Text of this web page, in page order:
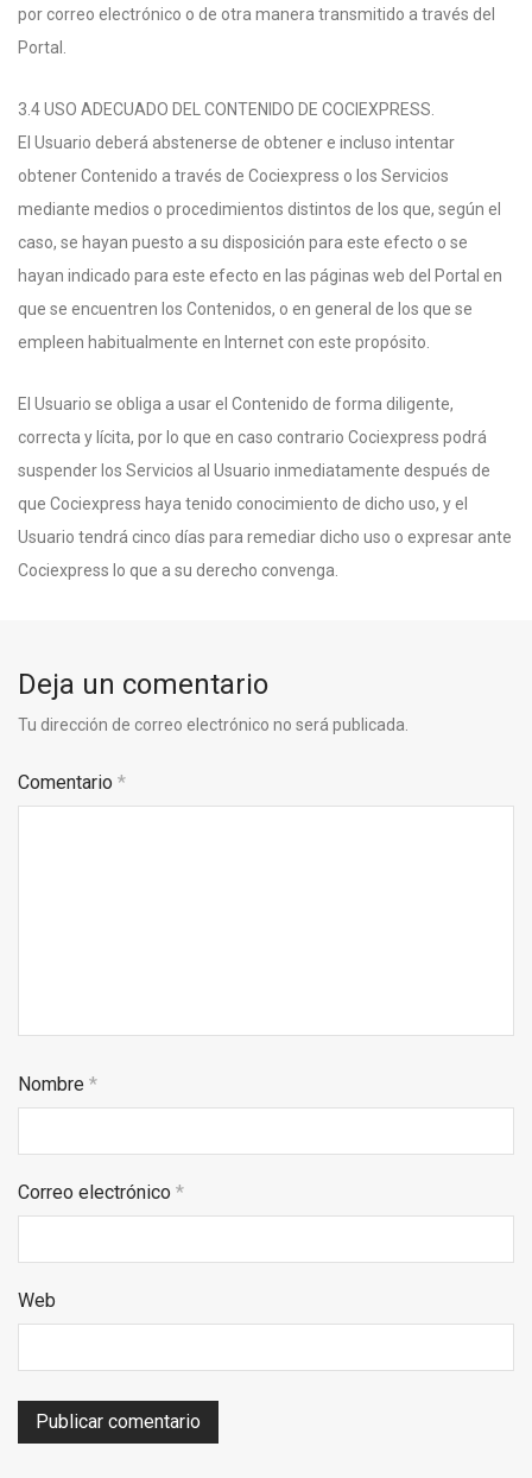
por correo electrónico o de otra manera transmitido a través del
Portal.
3.4 USO ADECUADO DEL CONTENIDO DE COCIEXPRESS.
El Usuario deberá abstenerse de obtener e incluso intentar
obtener Contenido a través de Cociexpress o los Servicios
mediante medios o procedimientos distintos de los que, según el
caso, se hayan puesto a su disposición para este efecto o se
hayan indicado para este efecto en las páginas web del Portal en
que se encuentren los Contenidos, o en general de los que se
empleen habitualmente en Internet con este propósito.
El Usuario se obliga a usar el Contenido de forma diligente,
correcta y lícita, por lo que en caso contrario Cociexpress podrá
suspender los Servicios al Usuario inmediatamente después de
que Cociexpress haya tenido conocimiento de dicho uso, y el
Usuario tendrá cinco días para remediar dicho uso o expresar ante
Cociexpress lo que a su derecho convenga.
Deja un comentario
Tu dirección de correo electrónico no será publicada.
Comentario *
Nombre *
Correo electrónico *
Web